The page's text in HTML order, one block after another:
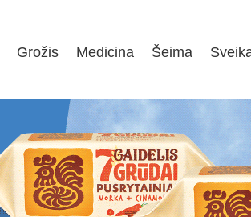
Grožis Medicina Šeima